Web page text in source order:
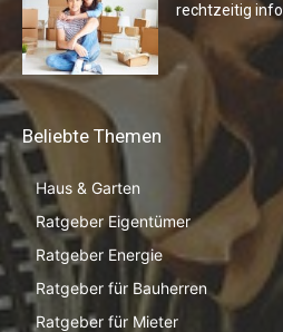
rechtzeitig
Beliebte Themen
Haus & Garten
Ratgeber Eigentümer
Ratgeber Energie
Ratgeber für Bauherren
Ratgeber für Mieter